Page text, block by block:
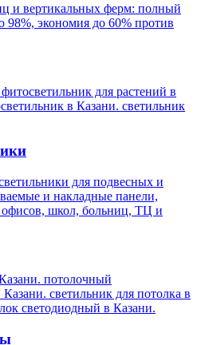
и вертикальных ферм: полный
98%, экономия до 60% против
для растений в
в Казани. светильник
для подвесных и
и накладные панели,
школ, больниц, ТЦ и
потолочный
светильник для потолка в
светодиодный в Казани.